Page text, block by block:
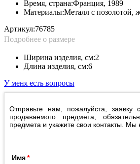
Материалы:Металл с позолотой,
Время, страна:Франция, 1989
Артикул:76785
Подробнее о размере
Длина изделия, см:6
Ширина изделия, см:2
У меня есть вопросы
Отправьте нам, пожалуйста, заявку
продаваемого предмета,
предмета и укажите свои контакты. Мы
Имя